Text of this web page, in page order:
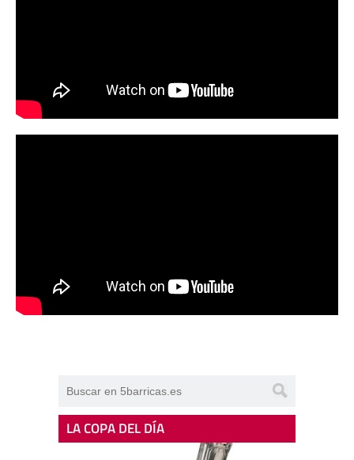
LA COPA DEL DÍA